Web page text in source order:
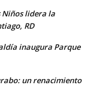
Niños lidera la
RD
inaugura Parque
un renacimiento